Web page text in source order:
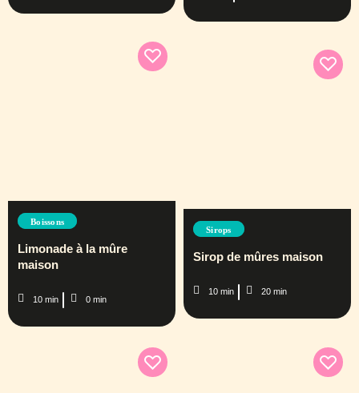
Boissons
Limonade à la mûre
maison
10 min 0 min
Sirops
Sirop de mûres maison
10 min 20 min